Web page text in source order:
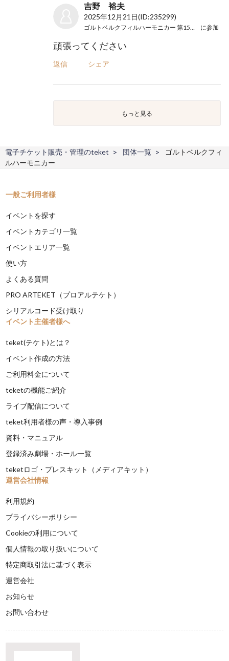
吉野 裕夫
2025年12月21日(ID:235299)
に参加
頑張ってください
返信 シェア
もっと見る
電子チケット販売・管理のteket 団体一覧
ゴルトベルクフィ
ルハーモニカー
一般ご利用者様
イベントを探す
イベントカテゴリ一覧
イベントエリア一覧
使い方
よくある質問
PRO ARTEKET（プロアルテケト）
シリアルコード受け取り
イベント主催者様へ
teket(テケト)とは？
イベント作成の方法
ご利用料金について
teketの機能ご紹介
ライブ配信について
teket利用者様の声・導入事例
資料・マニュアル
登録済み劇場・ホール一覧
teketロゴ・プレスキット（メディアキット）
運営会社情報
利用規約
プライバシーポリシー
Cookieの利用について
個人情報の取り扱いについて
特定商取引法に基づく表示
運営会社
お知らせ
お問い合わせ